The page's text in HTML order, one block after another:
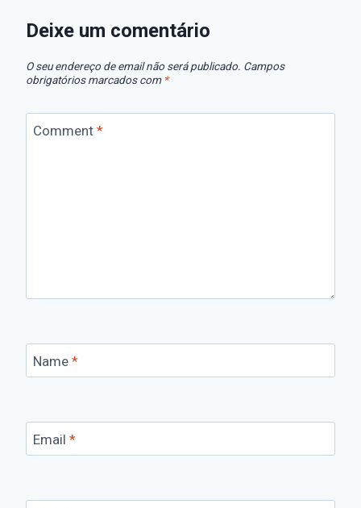
Deixe um comentário
O seu endereço de email não será publicado. Campos
obrigatórios marcados com *
Comment *
Name *
Email *